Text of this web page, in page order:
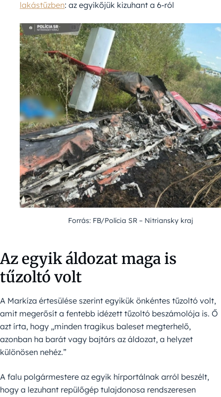
lakástűzben: az egyikőjük kizuhant a 6-ról
Forrás: FB/Polícia SR – Nitriansky kraj
Az egyik áldozat maga is
tűzoltó volt
A Markíza értesülése szerint egyikük önkéntes tűzoltó volt,
amit megerősít a fentebb idézett tűzoltó beszámolója is. Ő
azt írta, hogy „minden tragikus baleset megterhelő,
azonban ha barát vagy bajtárs az áldozat, a helyzet
különösen nehéz.”
A falu polgármestere az egyik hírportálnak arról beszélt,
hogy a lezuhant repülőgép tulajdonosa rendszeresen